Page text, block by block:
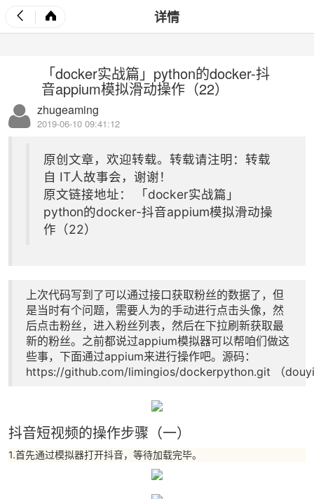
详情
「docker实战篇」python的docker-抖
音appium模拟滑动操作（22）
zhugeaming
2019-06-10 09:41:12
原创文章，欢迎转载。转载请注明：转载
自 IT人故事会，谢谢！
原文链接地址：
「docker实战篇」
python的docker-抖音appium模拟滑动操
作（22）
上次代码写到了可以通过接口获取粉丝的数据了，但
是当时有个问题，需要人为的手动进行点击头像，然
后点击粉丝，进入粉丝列表，然后在下拉刷新获取最
新的粉丝。之前都说过appium模拟器可以帮咱们做这
些事，下面通过appium来进行操作吧。源码：
https://github.com/limingios/dockerpython.git （
抖音短视频的操作步骤（一）
1.首先通过模拟器打开抖音，等待加载完毕。